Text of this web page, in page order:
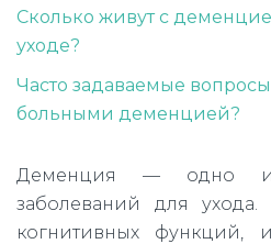
Сколько живут с
уходе?
Часто задаваемые вопросы
больными деменцией?
Деменция — одно
заболеваний для ухода.
когнитивных функций,